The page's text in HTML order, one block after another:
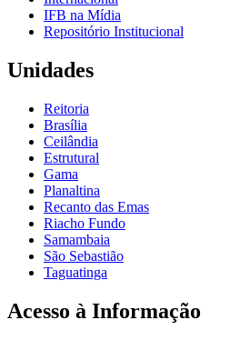
IFB na Mídia
Repositório Institucional
Unidades
Reitoria
Brasília
Ceilândia
Estrutural
Gama
Planaltina
Recanto das Emas
Riacho Fundo
Samambaia
São Sebastião
Taguatinga
Acesso à Informação